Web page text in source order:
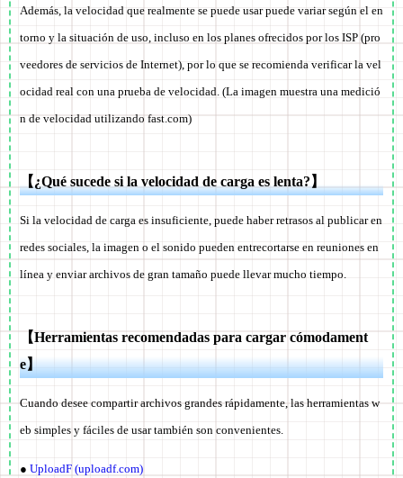
Además, la velocidad que realmente se puede usar puede variar según el en
torno y la situación de uso, incluso en los planes ofrecidos por los ISP (pro
veedores de servicios de Internet), por lo que se recomienda verificar la vel
ocidad real con una prueba de velocidad. (La imagen muestra una medició
n de velocidad utilizando fast.com)
【¿Qué sucede si la velocidad de carga es lenta?】
Si la velocidad de carga es insuficiente, puede haber retrasos al publicar en
redes sociales, la imagen o el sonido pueden entrecortarse en reuniones en
línea y enviar archivos de gran tamaño puede llevar mucho tiempo.
【Herramientas recomendadas para cargar cómodament
e】
Cuando desee compartir archivos grandes rápidamente, las herramientas w
eb simples y fáciles de usar también son convenientes.
● UploadF (uploadf.com)